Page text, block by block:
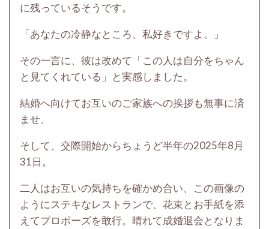
に残っているそうです。
「あなたの冷静なところ、私好きですよ。」
その一言に、彼は改めて「この人は自分をちゃん
と見てくれている」と実感しました。
結婚へ向けてお互いのご家族への挨拶も無事に済
ませ、
そして、交際開始からちょうど半年の2025年8月
31日。
二人はお互いの気持ちを確かめ合い、この画像の
ようにステキなレストランで、花束とお手紙を添
えてプロポーズを敢行。晴れて成婚退会となりま